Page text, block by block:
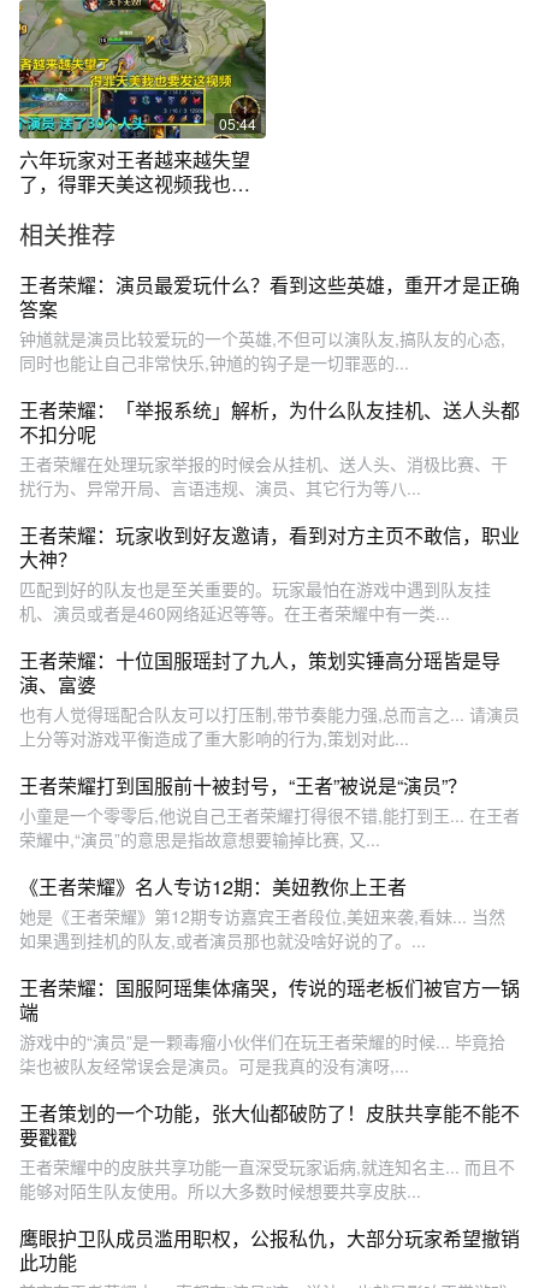
05:44
六年玩家对王者越来越失望
了，得罪天美这视频我也要
相关推荐
王者荣耀：演员最爱玩什么？看到这些英雄，重开才是正确
答案
钟馗就是演员比较爱玩的一个英雄,不但可以演队友,搞队友的心态,
同时也能让自己非常快乐,钟馗的钩子是一切罪恶的...
王者荣耀：「举报系统」解析，为什么队友挂机、送人头都
不扣分呢
王者荣耀在处理玩家举报的时候会从挂机、送人头、消极比赛、干
扰行为、异常开局、言语违规、演员、其它行为等八...
王者荣耀：玩家收到好友邀请，看到对方主页不敢信，职业
大神？
匹配到好的队友也是至关重要的。玩家最怕在游戏中遇到队友挂
机、演员或者是460网络延迟等等。在王者荣耀中有一类...
王者荣耀：十位国服瑶封了九人，策划实锤高分瑶皆是导
演、富婆
也有人觉得瑶配合队友可以打压制,带节奏能力强,总而言之... 请演员
上分等对游戏平衡造成了重大影响的行为,策划对此...
王者荣耀打到国服前十被封号，“王者”被说是“演员”？
小童是一个零零后,他说自己王者荣耀打得很不错,能打到王... 在王者
荣耀中,“演员”的意思是指故意想要输掉比赛, 又...
《王者荣耀》名人专访12期：美妞教你上王者
她是《王者荣耀》第12期专访嘉宾王者段位,美妞来袭,看妹... 当然
如果遇到挂机的队友,或者演员那也就没啥好说的了。...
王者荣耀：国服阿瑶集体痛哭，传说的瑶老板们被官方一锅
端
游戏中的“演员”是一颗毒瘤小伙伴们在玩王者荣耀的时候... 毕竟拾
柒也被队友经常误会是演员。可是我真的没有演呀,...
王者策划的一个功能，张大仙都破防了！皮肤共享能不能不
要戳戳
王者荣耀中的皮肤共享功能一直深受玩家诟病,就连知名主... 而且不
能够对陌生队友使用。所以大多数时候想要共享皮肤...
鹰眼护卫队成员滥用职权，公报私仇，大部分玩家希望撤销
此功能